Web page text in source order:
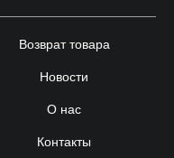
Возврат товара
Новости
О нас
Контакты